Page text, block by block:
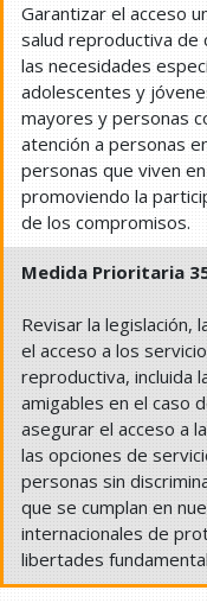
Garantizar el acceso
salud reproductiva de
las necesidades
adolescentes y
mayores y personas
atención a personas
personas que viven
promoviendo la
de los compromisos.
Medida Prioritaria
Revisar la legislación,
el acceso a los
reproductiva, incluida
amigables en el caso
asegurar el acceso a
las opciones de
personas sin
que se cumplan en
internacionales de
libertades